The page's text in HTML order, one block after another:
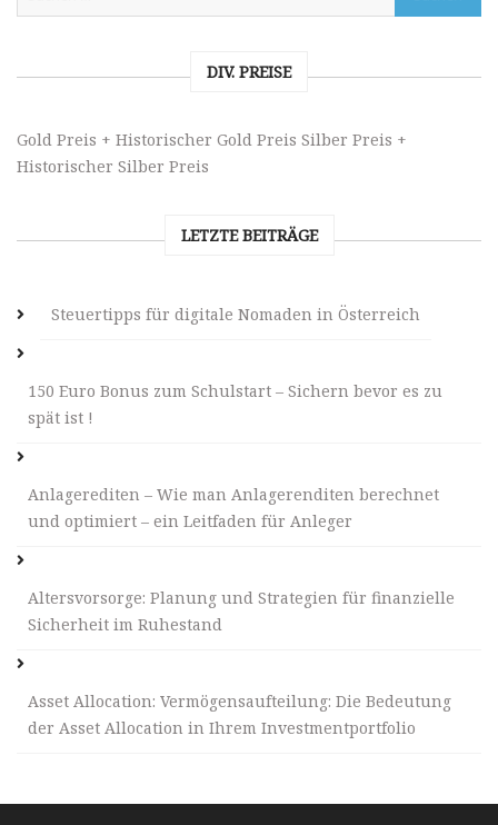
DIV. PREISE
Gold Preis + Historischer Gold Preis Silber Preis +
Historischer Silber Preis
LETZTE BEITRÄGE
Steuertipps für digitale Nomaden in Österreich
150 Euro Bonus zum Schulstart – Sichern bevor es zu
spät ist !
Anlagerediten – Wie man Anlagerenditen berechnet
und optimiert – ein Leitfaden für Anleger
Altersvorsorge: Planung und Strategien für finanzielle
Sicherheit im Ruhestand
Asset Allocation: Vermögensaufteilung: Die Bedeutung
der Asset Allocation in Ihrem Investmentportfolio